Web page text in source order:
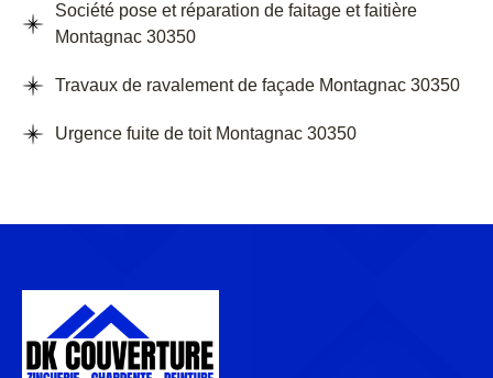
Société pose et réparation de faitage et faitière
Montagnac 30350
Travaux de ravalement de façade Montagnac 30350
Urgence fuite de toit Montagnac 30350